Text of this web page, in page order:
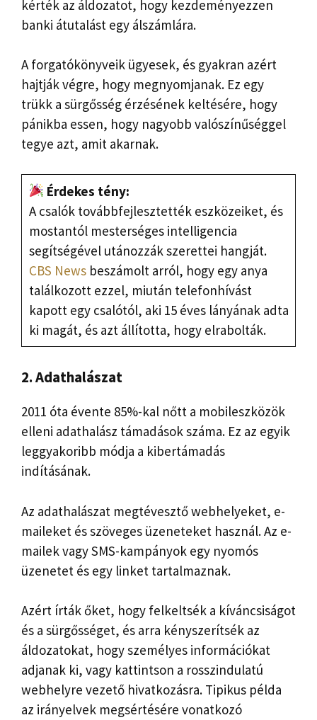
kérték az áldozatot, hogy kezdeményezzen
banki átutalást egy álszámlára.
A forgatókönyveik ügyesek, és gyakran azért
hajtják végre, hogy megnyomjanak. Ez egy
trükk a sürgősség érzésének keltésére, hogy
pánikba essen, hogy nagyobb valószínűséggel
tegye azt, amit akarnak.
Érdekes tény:
A csalók továbbfejlesztették eszközeiket, és
mostantól mesterséges intelligencia
segítségével utánozzák szerettei hangját.
CBS Newsbeszámolt arról, hogy egy anya
találkozott ezzel, miután telefonhívást
kapott egy csalótól, aki 15 éves lányának adta
ki magát, és azt állította, hogy elrabolták.
2. Adathalászat
2011 óta évente 85%-kal nőtt a mobileszközök
elleni adathalász támadások száma. Ez az egyik
leggyakoribb módja a kibertámadás
indításának.
Az adathalászat megtévesztő webhelyeket, e-
maileket és szöveges üzeneteket használ. Az e-
mailek vagy SMS-kampányok egy nyomós
üzenetet és egy linket tartalmaznak.
Azért írták őket, hogy felkeltsék a kíváncsiságot
és a sürgősséget, és arra kényszerítsék az
áldozatokat, hogy személyes információkat
adjanak ki, vagy kattintson a rosszindulatú
webhelyre vezető hivatkozásra. Tipikus példa
az irányelvek megsértésére vonatkozó